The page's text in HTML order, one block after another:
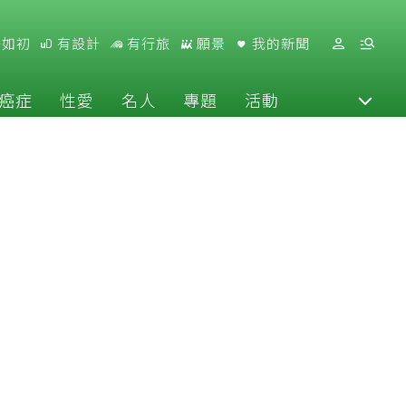
初 有設計 有行旅 願景 我的新聞
症 性愛 名人 專題 活動